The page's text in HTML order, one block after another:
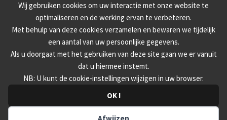
Cultuuroverleg Meetjesland
Erfgoedbank Meetjesland
Familiekunde Meetjesland
’t Getrouwe Maldeghem
Weekblad van Maldeghem
Wij gebruiken cookies om uw interactie met onze website te
optimaliseren en de werking ervan te verbeteren.
Met behulp van deze cookies verzamelen en bewaren we tijdelijk
een aantal van uw persoonlijke gegevens.
Als u doorgaat met het gebruiken van deze site gaan we er vanuit
dat u hiermee instemt.
NB: U kunt de cookie-instellingen wijzigen in uw browser.
OK !